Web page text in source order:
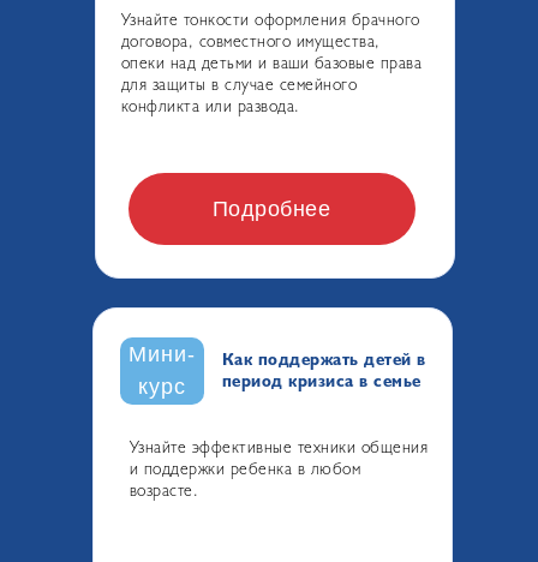
Мини-
курс
Подробнее
Узнайте эффективные техники общения
и поддержки ребенка в любом
возрасте.
Узнайте тонкости оформления брачного
договора, совместного имущества,
опеки над детьми и ваши базовые права
для защиты в случае семейного
конфликта или развода.
Как поддержать детей в
период кризиса в семье